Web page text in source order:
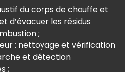
du corps de chauffe et
d’évacuer les résidus
;
: nettoyage et vérification
et détection
;